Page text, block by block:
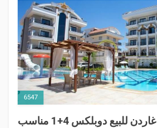
6547
ألانيا أوبا فوياج غاردن للبيع دوبلكس 4+1 مناسب